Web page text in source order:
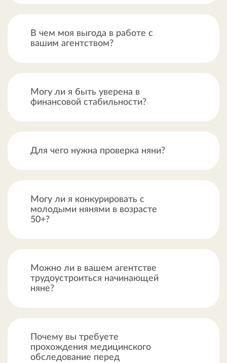
В чем моя выгода в работе с
вашим агентством?
Могу ли я быть уверена в
финансовой стабильности?
Для чего нужна проверка няни?
Могу ли я конкурировать с
молодыми нянями в возрасте
50+?
Можно ли в вашем агентстве
трудоустроиться начинающей
няне?
Почему вы требуете
прохождения медицинского
обследование перед